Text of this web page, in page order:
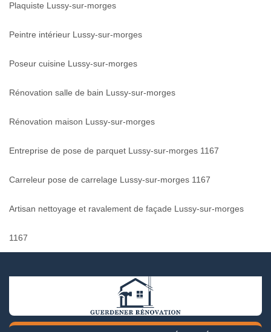
Plaquiste Lussy-sur-morges
Peintre intérieur Lussy-sur-morges
Poseur cuisine Lussy-sur-morges
Rénovation salle de bain Lussy-sur-morges
Rénovation maison Lussy-sur-morges
Entreprise de pose de parquet Lussy-sur-morges 1167
Carreleur pose de carrelage Lussy-sur-morges 1167
Artisan nettoyage et ravalement de façade Lussy-sur-morges
1167